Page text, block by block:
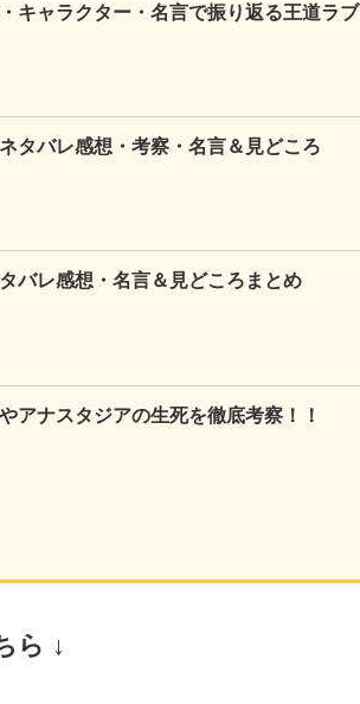
キャラクター・名言で振り返る王道ラブ
タバレ感想・考察・名言＆見どころ
バレ感想・名言＆見どころまとめ
アナスタジアの生死を徹底考察！！
ら ↓